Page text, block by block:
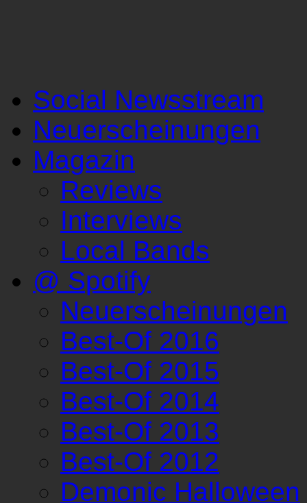
Social Newsstream
Neuerscheinungen
Magazin
Reviews
Interviews
Local Bands
@ Spotify
Neuerscheinungen
Best-Of 2016
Best-Of 2015
Best-Of 2014
Best-Of 2013
Best-Of 2012
Demonic Halloween